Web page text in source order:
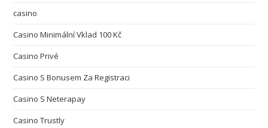
casino
Casino Minimální Vklad 100 Kč
Casino Privé
Casino S Bonusem Za Registraci
Casino S Neterapay
Casino Trustly